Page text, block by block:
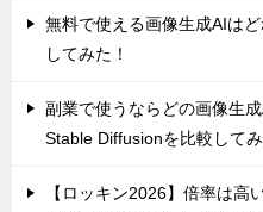
無料で使える画像生成AIは
してみた！
副業で使うならどの画像生
Stable Diffusionを比較してみ
【ロッキン2026】倍率は高